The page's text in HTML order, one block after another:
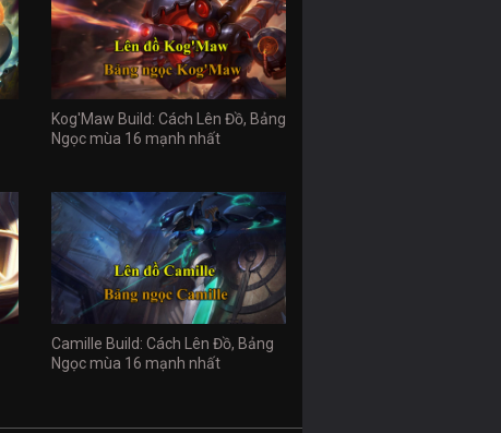
Kog'Maw Build: Cách Lên Đồ, Bảng
Ngọc mùa 16 mạnh nhất
Camille Build: Cách Lên Đồ, Bảng
Ngọc mùa 16 mạnh nhất